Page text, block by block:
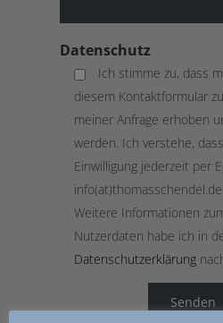
Datenschutz
Ich stimme zu, dass
diesem Kontaktformular
meiner Anfrage erhoben
werden. Ich verstehe,
Einwilligung jederzeit per
Weitere Informationen
Nutzerdaten habe ich in
Datenschutzerklärung